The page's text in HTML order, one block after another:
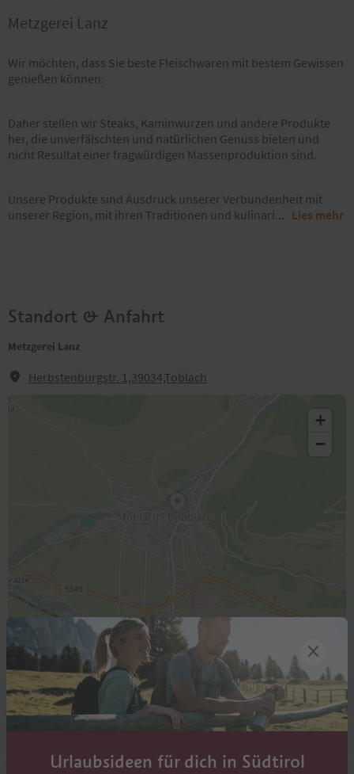
Metzgerei Lanz
Wir möchten, dass Sie beste Fleischwaren mit bestem Gewissen
genießen können.
Daher stellen wir Steaks, Kaminwurzen und andere Produkte
her, die unverfälschten und natürlichen Genuss bieten und
nicht Resultat einer fragwürdigen Massenproduktion sind.
Unsere Produkte sind Ausdruck unserer Verbundenheit mit
unserer Region, mit ihren Traditionen und kulinari ... Lies mehr
Standort & Anfahrt
Metzgerei Lanz
Herbstenburgstr. 1,39034,Toblach
+
−
Leaflet
Tipp
Urlaubsideen für dich in Südtirol